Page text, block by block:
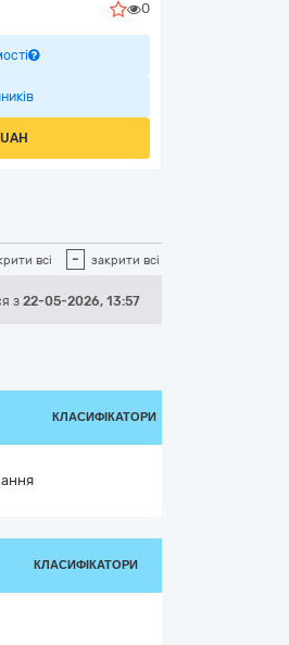
0
всі - закрити всі
з 22-05-2026, 13:57
КЛАСИФІКАТОРИ
КЛАСИФІКАТОРИ